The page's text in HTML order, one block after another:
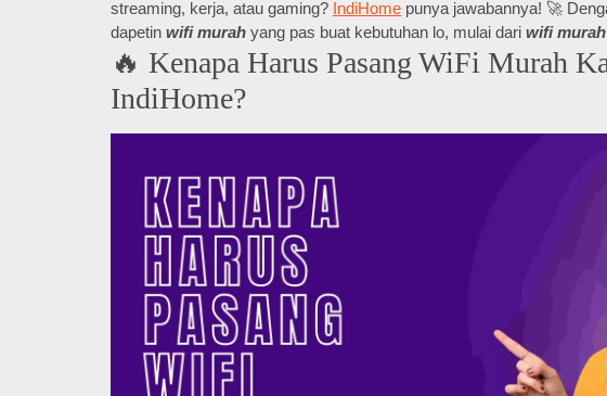
streaming, kerja, atau gaming? IndiHome punya jawabannya! 🚀
dapetin wifi murah yang pas buat kebutuhan lo, mulai dari wifi
🔥 Kenapa Harus Pasang WiFi Murah
IndiHome?